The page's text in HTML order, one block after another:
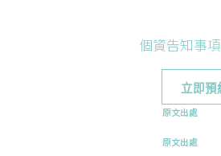
個資告知事項
原文出處
原文出處